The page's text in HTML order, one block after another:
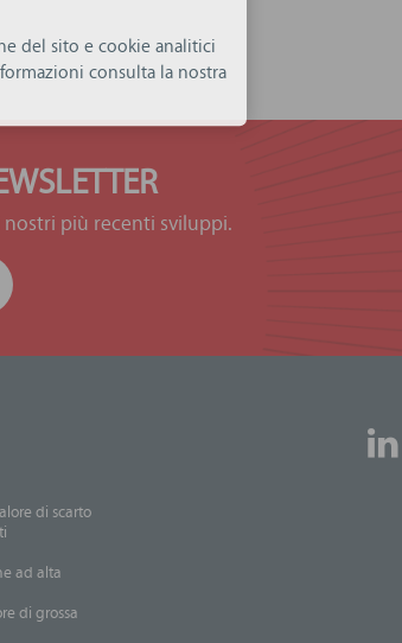
più recenti sviluppi.
di scarto
ad alta
di grossa
del sito e cookie analitici
consulta la nostra